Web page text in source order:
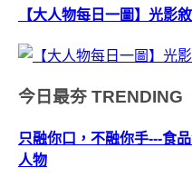
【大人物每日一圖】光影
今日最夯 TRENDING
只融你口，不融你手---食
人物